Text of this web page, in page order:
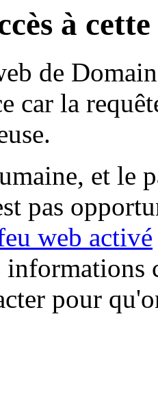
à
de
car la
et le
pas
web activé
informations
pour